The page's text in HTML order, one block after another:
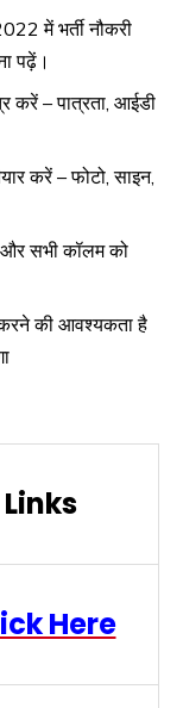
में भर्ती नौकरी
पढ़ें।
करें – पात्रता, आईडी
करें – फोटो, साइन,
सभी कॉलम को
की आवश्यकता है
Here